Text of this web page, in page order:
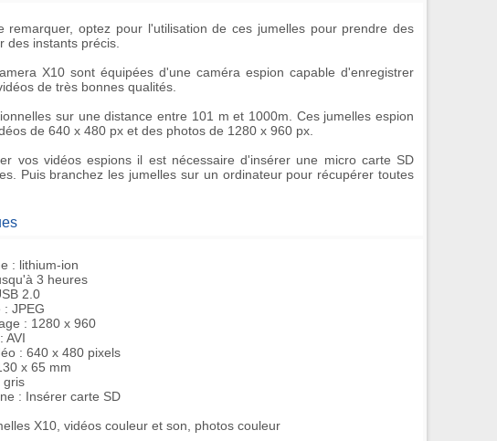
remarquer, optez pour l'utilisation de ces jumellespour prendre des
des instants précis.
X10 sont équipées d'une caméra espion capable d'enregistrer
de très bonnes qualités.
sur une distance entre 101 m et 1000m. Ces jumelles espion
de 640 x 480 px et des photos de 1280 x 960 px.
vos vidéos espions il est nécessaire d'insérer une micro carte SD
. Puis branchez les jumelles sur un ordinateur pour récupérer toutes
: lithium-ion
3 heures
2.0
: JPEG
: 1280 x 960
AVI
: 640 x 480 pixels
x 65 mm
gris
: Insérer carte SD
X10, vidéos couleur et son, photos couleur